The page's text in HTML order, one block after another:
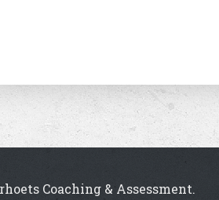
Coaching & Assessment.